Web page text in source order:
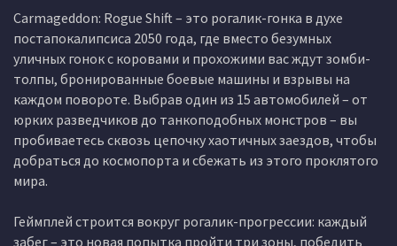
Carmageddon: Rogue Shift – это рогалик-гонка в духе
постапокалипсиса 2050 года, где вместо безумных
уличных гонок с коровами и прохожими вас ждут зомби-
толпы, бронированные боевые машины и взрывы на
каждом повороте. Выбрав один из 15 автомобилей – от
юрких разведчиков до танкоподобных монстров – вы
пробиваетесь сквозь цепочку хаотичных заездов, чтобы
добраться до космопорта и сбежать из этого проклятого
мира.
Геймплей строится вокруг рогалик-прогрессии: каждый
забег – это новая попытка пройти три зоны, победить